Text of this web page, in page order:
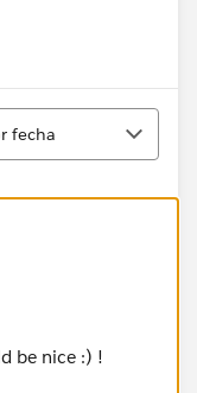
invocation
fecha
be nice :) !